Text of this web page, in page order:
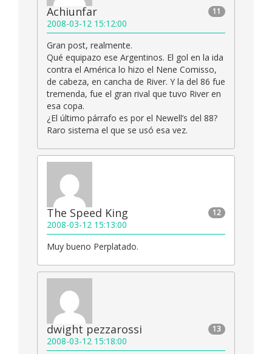
11
Achiunfar
2008-03-12 15:12:00
Gran post, realmente.
Qué equipazo ese Argentinos. El gol en la ida
contra el América lo hizo el Nene Comisso,
de cabeza, en cancha de River. Y la del 86 fue
tremenda, fue el gran rival que tuvo River en
esa copa.
¿El último párrafo es por el Newell’s del 88?
Raro sistema el que se usó esa vez.
12
The Speed King
2008-03-12 15:13:00
Muy bueno Perplatado.
13
dwight pezzarossi
2008-03-12 15:18:00